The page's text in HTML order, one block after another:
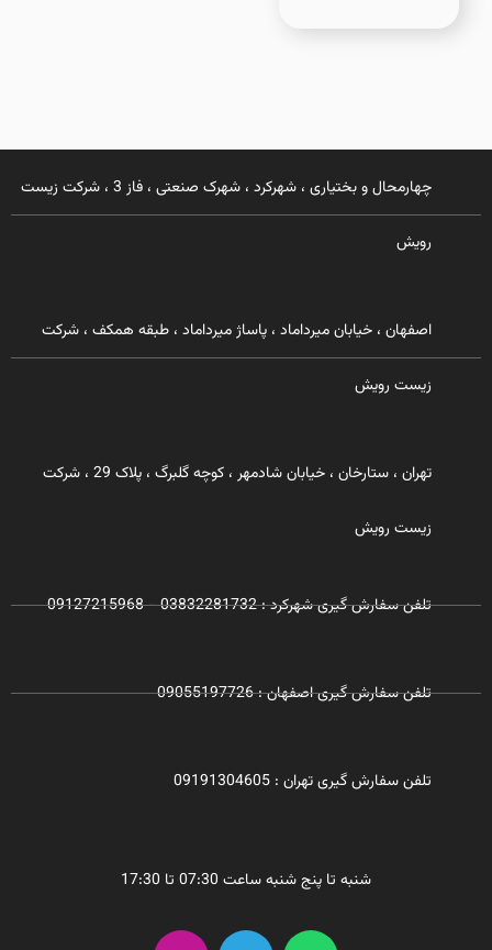
چهارمحال و بختیاری ، شهرکرد ، شهرک صنعتی ، فاز 3 ، شرکت زیست
رویش
اصفهان ، خیابان میرداماد ، پاساژ میرداماد ، طبقه همکف ، شرکت
زیست رویش
تهران ، ستارخان ، خیابان شادمهر ، کوچه گلبرگ ، پلاک 29 ، شرکت
زیست رویش
تلفن سفارش گیری شهرکرد : 03832281732 - 09127215968
تلفن سفارش گیری اصفهان : 09055197726
تلفن سفارش گیری تهران : 09191304605
شنبه تا پنج شنبه ساعت 07:30 تا 17:30